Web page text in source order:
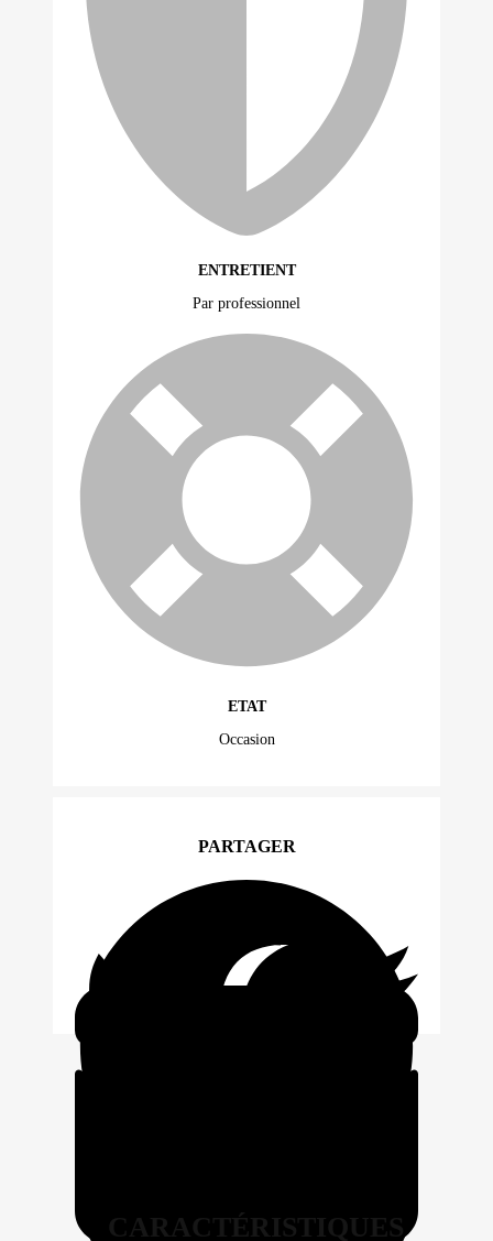
ENTRETIENT
Par professionnel
ETAT
Occasion
PARTAGER